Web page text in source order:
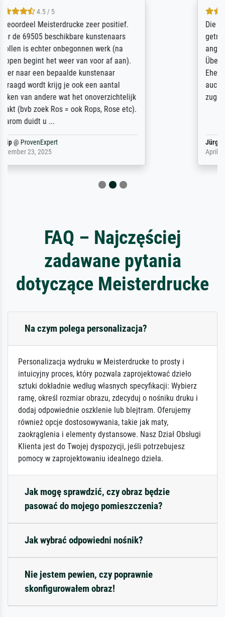
Die Zufriedenheit ist auch nicht dadurch
getrübt, dass das Bild entgegen einer
angegebenen Lieferanschrift (sollte eine
Überraschung für die normannische
Ehefrau sein zum Hochzeits- gleichzeitig
auch Geburtstag sein) doch nach zu Hause
zugestellt wurde.
Jürgen
April 22, 2026
FAQ – Najczęściej
zadawane pytania
dotyczące Meisterdrucke
Na czym polega personalizacja?
Personalizacja wydruku w Meisterdrucke to prosty i
intuicyjny proces, który pozwala zaprojektować dzieło
sztuki dokładnie według własnych specyfikacji: Wybierz
ramę, określ rozmiar obrazu, zdecyduj o nośniku druku i
dodaj odpowiednie oszklenie lub blejtram. Oferujemy
również opcje dostosowywania, takie jak maty,
zaokrąglenia i elementy dystansowe. Nasz Dział Obsługi
Klienta jest do Twojej dyspozycji, jeśli potrzebujesz
pomocy w zaprojektowaniu idealnego dzieła.
Jak mogę sprawdzić, czy obraz będzie
pasować do mojego pomieszczenia?
Jak wybrać odpowiedni nośnik?
Nie jestem pewien, czy poprawnie
skonfigurowałem obraz!